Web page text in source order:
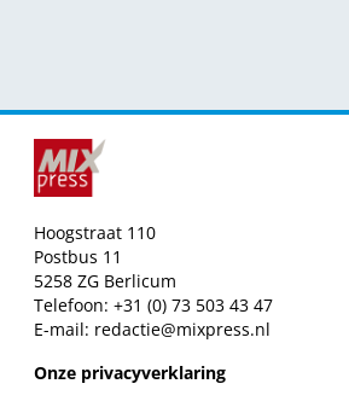
Hoogstraat 110
Postbus 11
5258 ZG Berlicum
Telefoon: +31 (0) 73 503 43 47
E-mail: redactie@mixpress.nl
Onze privacyverklaring